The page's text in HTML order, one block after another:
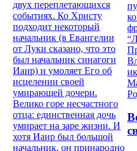
двух переплетающихся
событиях. Ко Христу
подходит некоторый
начальник (в Евангелии
от Луки сказано, что это
был начальник синагоги
Иаир) и умоляет Его об
исцелении своей
умирающей дочери.
Велико горе несчастного
отца: единственная дочь
умирает на заре жизни. И
хотя Иаир был большой
начальник, он принародно